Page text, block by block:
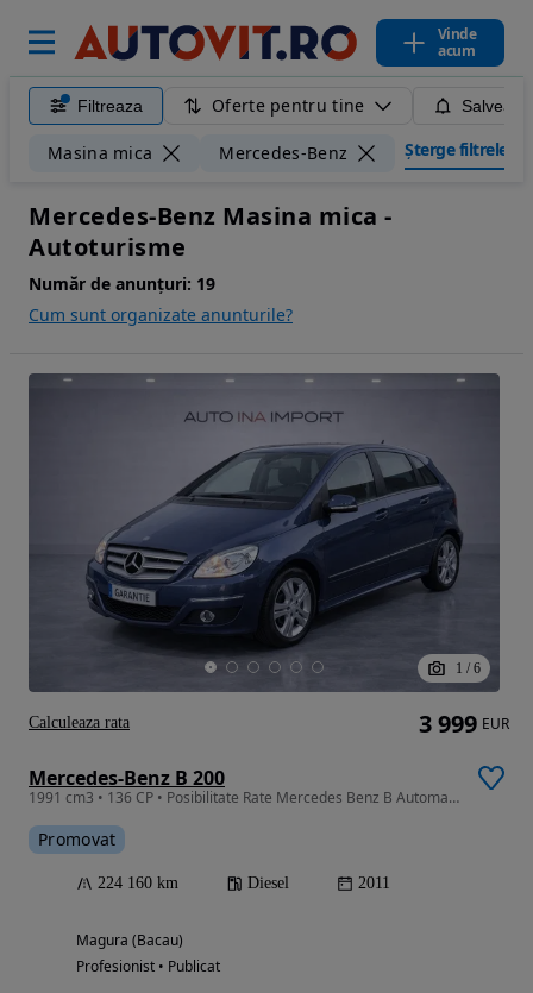
Vinde
acum
Filtreaza Oferte pentru tine
Masina mica Mercedes-Benz Șterge filtrele
Mercedes-Benz Masina mica -
Autoturisme
Număr de anunțuri: 19
Cum sunt organizate anunturile?
1 / 6
Mercedes-Benz B 200
1991 cm3 • 136 CP • Posibilitate Rate Mercedes Benz B Automat Class Garanție 12 36 luni
Promovat
224 160 km Diesel 2011
Magura (Bacau)
Profesionist • Publicat
3 999 EUR
Calculeaza rata